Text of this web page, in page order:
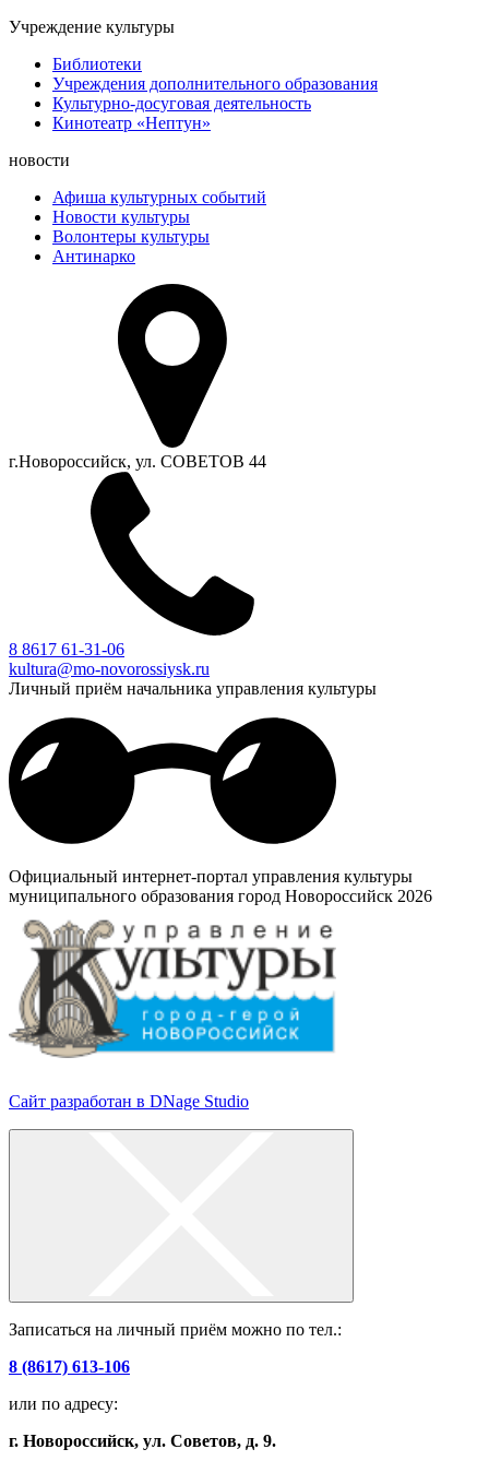
Учреждение культуры
Библиотеки
Учреждения дополнительного образования
Культурно-досуговая деятельность
Кинотеатр «Нептун»
новости
Афиша культурных событий
Новости культуры
Волонтеры культуры
Антинарко
г.Новороссийск, ул. СОВЕТОВ 44
8 8617 61-31-06
kultura@mo-novorossiysk.ru
Личный приём начальника управления культуры
Официальный интернет-портал управления культуры
муниципального образования город Новороссийск 2026
Сайт разработан в DNage Studio
Записаться на личный приём можно по тел.:
8 (8617) 613-106
или по адресу:
г. Новороссийск, ул. Советов, д. 9.